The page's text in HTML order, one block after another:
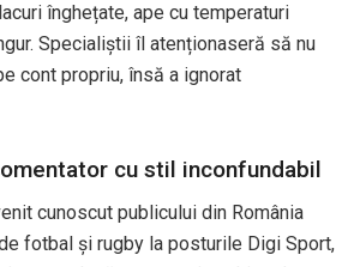
înghețate, ape cu temperaturi
Specialiștii îl atenționaseră să nu
cont propriu, însă a ignorat
cu stil inconfundabil
cunoscut publicului din România
fotbal și rugby la posturile Digi Sport,